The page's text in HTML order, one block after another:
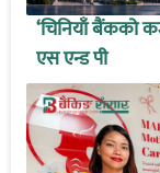
‘चिनियाँ बैंकको
एस एन्ड पी